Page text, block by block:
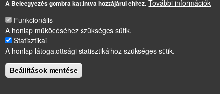
Drupal alapú webhely
A Beleegyezés gombra kattintva hozzájárul ehhez. További információk
Funkcionális
A honlap működéséhez szükséges sütik.
Statisztikai
A honlap látogatottsági statisztikáihoz szükséges sütik.
Beállítások mentése